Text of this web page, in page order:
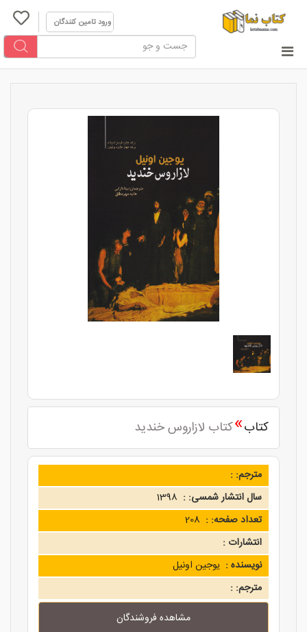
ورود تامین کنندگان
کتاب»کتاب لازاروس خندید
مترجم: :
سال انتشار شمسی: : 1398
تعداد صفحه: : 208
انتشارات :
نویسنده : یوجین اونیل
مترجم: :
مشاهده فروشندگان